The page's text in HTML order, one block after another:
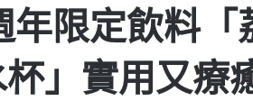
限定飲料「
」實用又療